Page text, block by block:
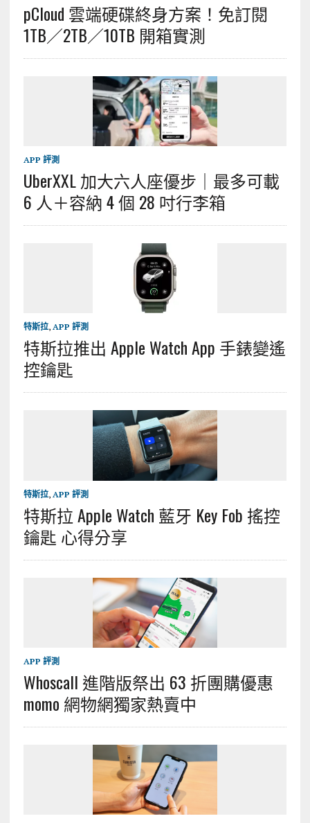
pCloud 雲端硬碟終身方案！免訂閱
1TB／2TB／10TB 開箱實測
APP 評測
UberXXL 加大六人座優步｜最多可載
6 人＋容納 4 個 28 吋行李箱
特斯拉, APP 評測
特斯拉推出 Apple Watch App 手錶變遙
控鑰匙
特斯拉, APP 評測
特斯拉 Apple Watch 藍牙 Key Fob 搖控
鑰匙 心得分享
APP 評測
Whoscall 進階版祭出 63 折團購優惠
momo 網物網獨家熱賣中